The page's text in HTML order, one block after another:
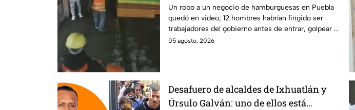
negocio de hamburguesas en Puebla
Un robo a un negocio de hamburguesas en Puebla
quedó en video; 12 hombres habrían fingido ser
trabajadores del gobierno antes de entrar, golpear al
dueño y saquearlo.
05 agosto, 2026
Desafuero de alcaldes de Ixhuatlán y
Úrsulo Galván: uno de ellos está